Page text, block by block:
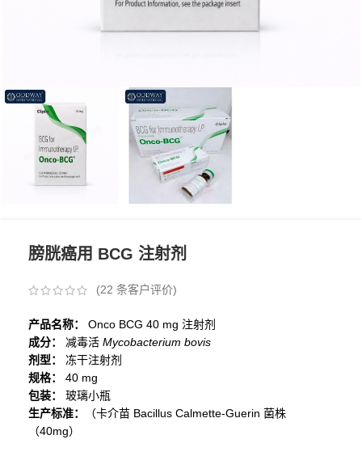
膀胱癌用 BCG 注射剂
(22 条客户评价)
产品名称：
Onco BCG 40 mg 注射剂
成分：
减毒活 Mycobacterium bovis
剂型：
冻干注射剂
规格：
40 mg
包装：
玻璃小瓶
生产标准：
（卡介苗 Bacillus Calmette-Guerin 菌株
（40mg）